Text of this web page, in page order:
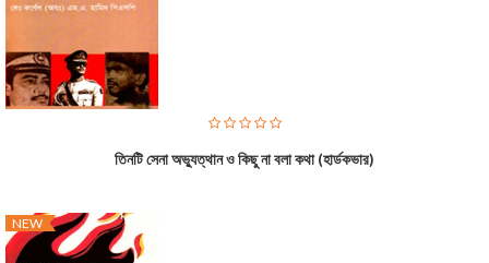
তিনটি সেনা অভ্যুত্থান ও কিছু না বলা কথা (হার্ডকভার)
NEW